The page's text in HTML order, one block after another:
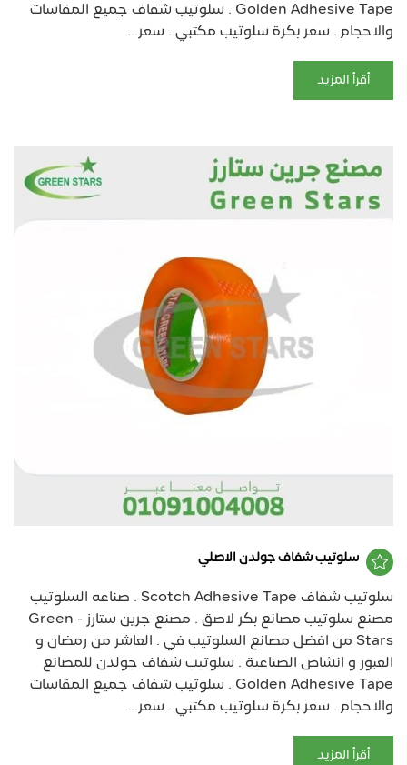
Golden Adhesive Tape . سلوتيب شفاف جميع المقاسات
والاحجام . سعر بكرة سلوتيب مكتبي . سعر...
أقرأ المزيد
سلوتيب شفاف جولدن الاصلي
سلوتيب شفاف Scotch Adhesive Tape . صناعه السلوتيب
مصنع سلوتيب مصانع بكر لاصق . مصنع جرين ستارز - Green
Stars من افضل مصانع السلوتيب في . العاشر من رمضان و
العبور و انشاص الصناعية . سلوتيب شفاف جولدن للمصانع
Golden Adhesive Tape . سلوتيب شفاف جميع المقاسات
والاحجام . سعر بكرة سلوتيب مكتبي . سعر...
أقرأ المزيد